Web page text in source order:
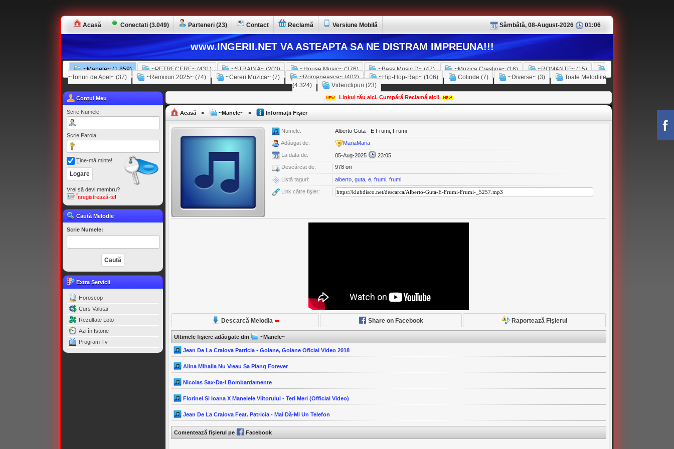
Acasă Conectati (3.049) Parteneri (23) Contact Reclamă Versiune Mobilă Sâmbâtă, 08-August-2026 01:06
www.INGERII.NET VA ASTEAPTA SA NE DISTRAM IMPREUNA!!!
~Manele~ (1.859) ~PETRECERE~ (431) ~STRAINA~ (203) ~House Music~ (376) ~Bass Music D~ (47) ~Muzica Crestina~ (16)
~ROMANTE~ (15)
~Tonuri de Apel~ (37)
~Remixuri 2025~ (74) ~Cereri Muzica~ (7) ~Romaneasca~ (402) ~Hip-Hop-Rap~ (106) Colinde (7) ~Diverse~ (3)
Toate Melodiile
(4.324)
Videoclipuri (23)
Contul Meu
Scrie Numele:
Scrie Parola:
Ţine-mă minte!
Vrei să devi membru?
Înregistrează-te!
Caută Melodie
Scrie Numele:
Extra Servicii
Horoscop
Curs Valutar
Rezultate Loto
Azi în Istorie
Program Tv
Linkul tău aici. Cumpără Reclamă aici!
Acasă > ~Manele~ > Informaţii Fişier
Numele: Alberto Guta - E Frumi, Frumi
Adăugat de: MariaMaria
La data de: 05-Aug-2025
23:05
Descărcat de:
978 ori
Listă taguri: alberto guta e frumi frumi
Link către fişier:
Descarcă Melodia Share on Facebook Raportează Fişierul
Ultimele fişiere adăugate din ~Manele~
Jean De La Craiova Patricia - Golane, Golane Oficial Video 2018
Alina Mihaila Nu Vreau Sa Plang Forever
Nicolas Sax-Da-I Bombardamente
Florinel Si Ioana X Manelele Viitorului - Teri Meri (Official Video)
Jean De La Craiova Feat. Patricia - Mai Dă-Mi Un Telefon
Comentează fişierul pe Facebook